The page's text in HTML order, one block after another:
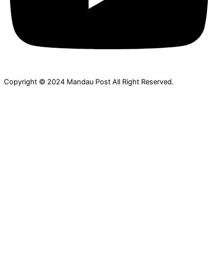
Copyright © 2024 Mandau Post All Right Reserved.